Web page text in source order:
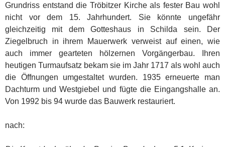
Grundriss entstand die Tröbitzer Kirche als fester Bau wohl
nicht vor dem 15. Jahrhundert. Sie könnte ungefähr
gleichzeitig mit dem Gotteshaus in Schilda sein. Der
Ziegelbruch in ihrem Mauerwerk verweist auf einen, wie
auch immer gearteten hölzernen Vorgängerbau. Ihren
heutigen Turmaufsatz bekam sie im Jahr 1717 als wohl auch
die Öffnungen umgestaltet wurden. 1935 erneuerte man
Dachturm und Westgiebel und fügte die Eingangshalle an.
Von 1992 bis 94 wurde das Bauwerk restauriert.
nach: